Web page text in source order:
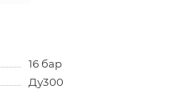
16 бар
Ду300